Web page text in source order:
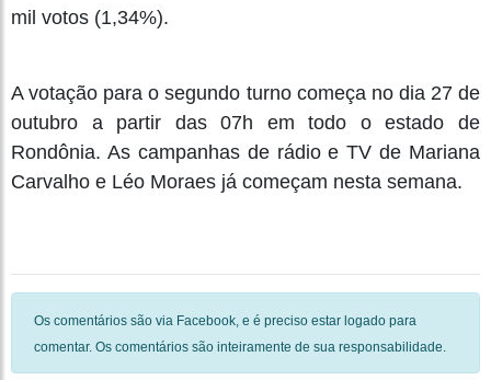
mil votos (1,34%).
A votação para o segundo turno começa no dia 27 de
outubro a partir das 07h em todo o estado de
Rondônia. As campanhas de rádio e TV de Mariana
Carvalho e Léo Moraes já começam nesta semana.
Os comentários são via Facebook, e é preciso estar logado para
comentar. Os comentários são inteiramente de sua responsabilidade.